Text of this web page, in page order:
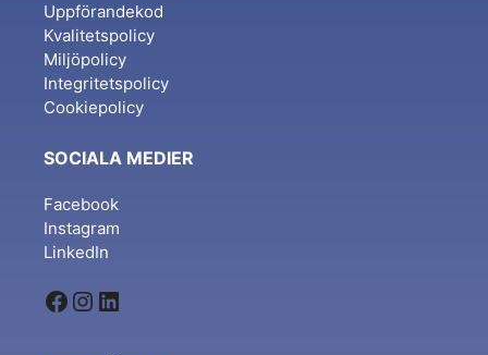
Uppförandekod
Kvalitetspolicy
Miljöpolicy
Integritetspolicy
Cookiepolicy
SOCIALA MEDIER
Facebook
Instagram
LinkedIn
Facebook
Instagram
LinkedIn